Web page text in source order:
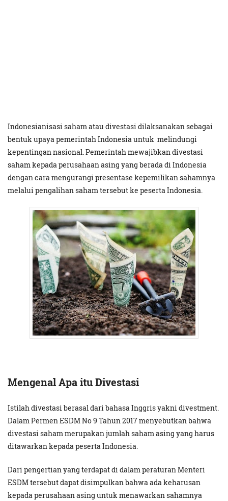
Indonesianisasi saham atau divestasi dilaksanakan sebagai
bentuk upaya pemerintah Indonesia untuk melindungi
kepentingan nasional. Pemerintah mewajibkan divestasi
saham kepada perusahaan asing yang berada di Indonesia
dengan cara mengurangi presentase kepemilikan sahamnya
melalui pengalihan saham tersebut ke peserta Indonesia.
Mengenal Apa itu Divestasi
Istilah divestasi berasal dari bahasa Inggris yakni divestment.
Dalam Permen ESDM No 9 Tahun 2017 menyebutkan bahwa
divestasi saham merupakan jumlah saham asing yang harus
ditawarkan kepada peserta Indonesia.
Dari pengertian yang terdapat di dalam peraturan Menteri
ESDM tersebut dapat disimpulkan bahwa ada keharusan
kepada perusahaan asing untuk menawarkan sahamnya